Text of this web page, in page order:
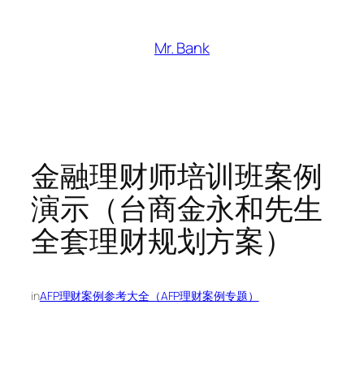
Mr. Bank
金融理财师培训班案例
演示（台商金永和先生
全套理财规划方案）
inAFP理财案例参考大全（AFP理财案例专题）